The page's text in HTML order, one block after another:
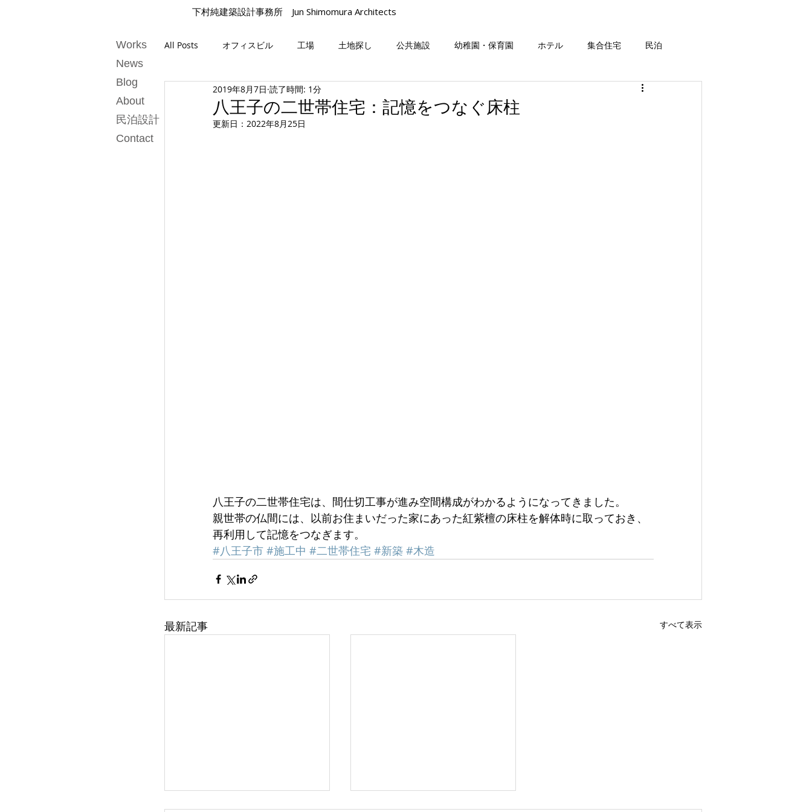
下村純建築設計事務所 Jun Shimomura Architects
All Posts オフィスビル 工場 土地探し 公共施設 幼稚園・保育園 ホテル 集合住宅 民泊
投資用
八王子の二世帯住宅：記憶をつなぐ床柱
2019年8月7日 読了時間: 1分
更新日： 2022年8月25日
八王子の二世帯住宅は、間仕切工事が進み空間構成がわかるようになってきました。
親世帯の仏間には、以前お住まいだった家にあった紅紫檀の床柱を解体時に取っておき、
再利用して記憶をつなぎます。
#八王子市 #施工中 #二世帯住宅 #新築 #木造
最新記事 すべて表示
Works
News
Blog
About
民泊設計
Contact